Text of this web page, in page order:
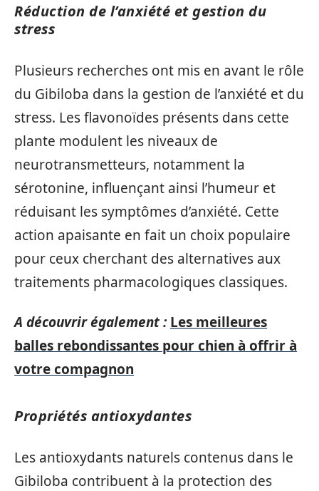
Réduction de l’anxiété et gestion du
stress
Plusieurs recherches ont mis en avant le rôle
du Gibiloba dans la gestion de l’anxiété et du
stress. Les flavonoïdes présents dans cette
plante modulent les niveaux de
neurotransmetteurs, notamment la
sérotonine, influençant ainsi l’humeur et
réduisant les symptômes d’anxiété. Cette
action apaisante en fait un choix populaire
pour ceux cherchant des alternatives aux
traitements pharmacologiques classiques.
A découvrir également : Les meilleures
balles rebondissantes pour chien à offrir à
votre compagnon
Propriétés antioxydantes
Les antioxydants naturels contenus dans le
Gibiloba contribuent à la protection des